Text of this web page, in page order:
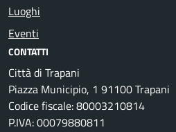
Luoghi
Eventi
CONTATTI
Città di Trapani
Piazza Municipio, 1 91100 Trapani
Codice fiscale: 80003210814
P.IVA: 00079880811